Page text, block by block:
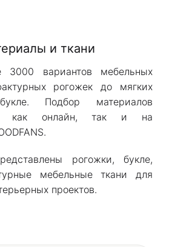
и ткани
3000 вариантов мебельных
рогожек до мягких
Подбор материалов
как онлайн, так и на
рогожки, букле,
мебельные ткани для
проектов.